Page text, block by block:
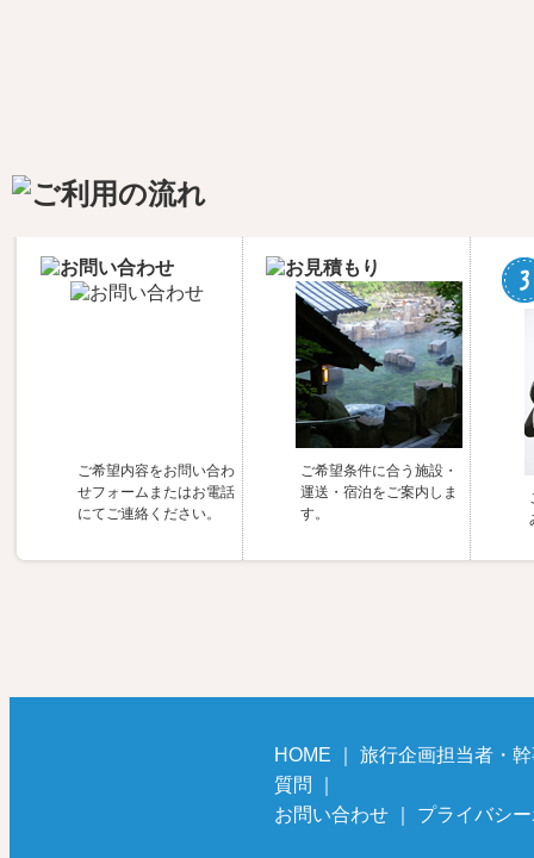
ご希望内容をお問い合わ
せフォームまたはお電話
にてご連絡ください。
ご希望条件に合う施設・
運送・宿泊をご案内しま
す。
HOME
旅行企画担当者・
質問
お問い合わせ
プライバシ